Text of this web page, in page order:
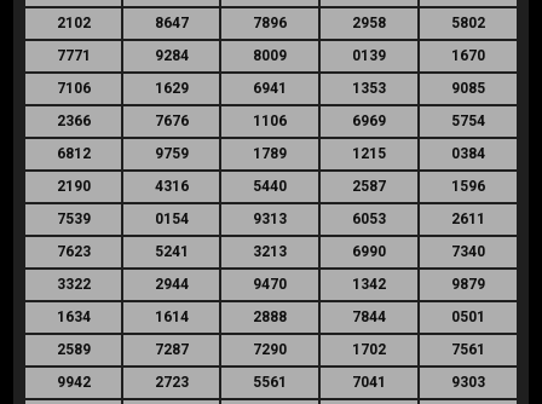
2102
8647 7896 2958
5802
7771
9284 8009 0139
1670
7106
1629 6941 1353
9085
2366
7676 1106 6969
5754
6812
9759 1789 1215
0384
2190
4316 5440 2587
1596
7539
0154 9313 6053
2611
7623
5241 3213 6990
7340
3322
2944 9470 1342
9879
1634
1614 2888 7844
0501
2589
7287 7290 1702
7561
9942
2723 5561 7041
9303